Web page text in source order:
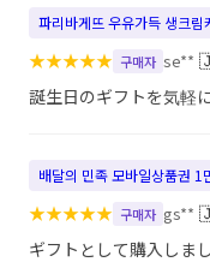
파리바게뜨 우유가득 생크림
★★★★★ 구매자 se**
誕生日のギフトを気軽
배달의 민족 모바일상품권 1
★★★★★ 구매자 gs**
ギフトとして購入しま